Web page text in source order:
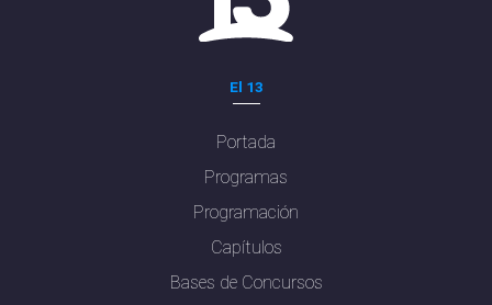
El 13
Portada
Programas
Programación
Capítulos
Bases de Concursos